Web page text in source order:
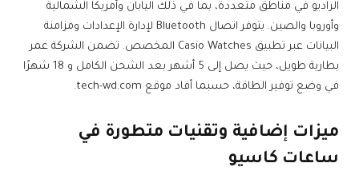
الراديو في مناطق متعددة، بما في ذلك اليابان وأمريكا الشمالية
وأوروبا والصين. يتوفر اتصال Bluetooth لإدارة الإعدادات ومزامنة
البيانات عبر تطبيق Casio Watches المخصص. تضمن الشركة عمر
بطارية طويل، حيث يصل إلى 5 أشهر بعد الشحن الكامل و 18 شهرًا
في وضع توفير الطاقة، حسبما أفاد موقع tech-wd.com.
ميزات إضافية وتقنيات متطورة في
ساعات كاسيو